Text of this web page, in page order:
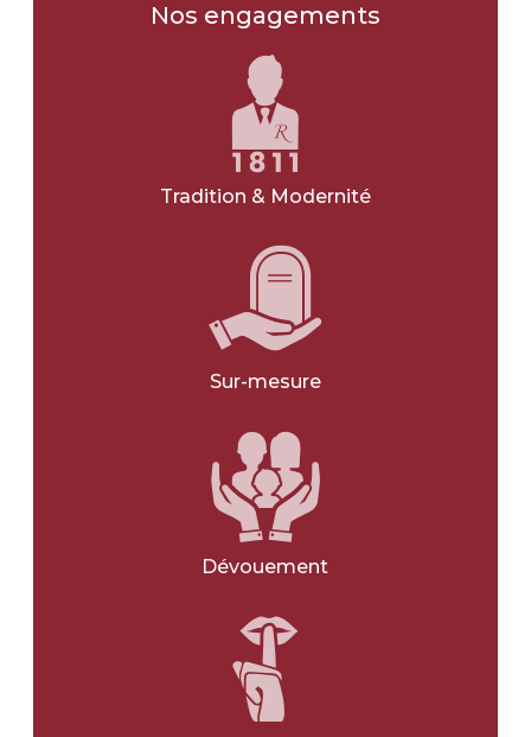
Nos engagements
Tradition & Modernité
Sur-mesure
Dévouement